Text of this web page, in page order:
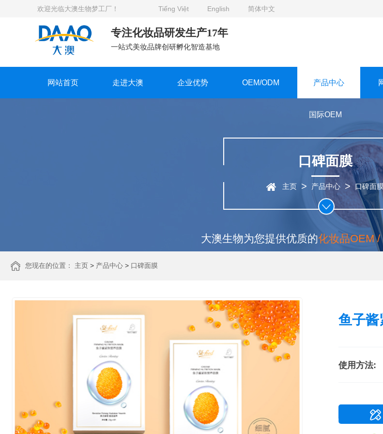
欢迎光临大澳生物梦工厂！ Tiếng Việt English 简体中文
专注化妆品研发生产17年
一站式美妆品牌创研孵化智造基地
网站首页 走进大澳 企业优势 OEM/ODM 产品中心
国际OEM
口碑面膜
主页 > 产品中心 > 口碑面
大澳生物为您提供优质的化妆品OEM /
您现在的位置： 主页 > 产品中心 > 口碑面膜
鱼子酱
使用方法: